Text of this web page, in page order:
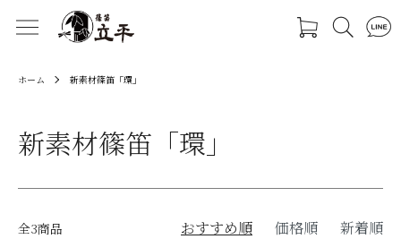
ホーム 新素材篠笛「環」
新素材篠笛「環」
全3商品 おすすめ順 価格順 新着順